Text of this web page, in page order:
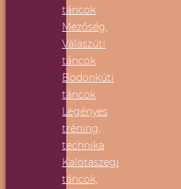
táncok
Mezőség,
Válaszúti
táncok
Bodonkúti
táncok
Legényes
tréning,
technika
Kalotaszegi
táncok,